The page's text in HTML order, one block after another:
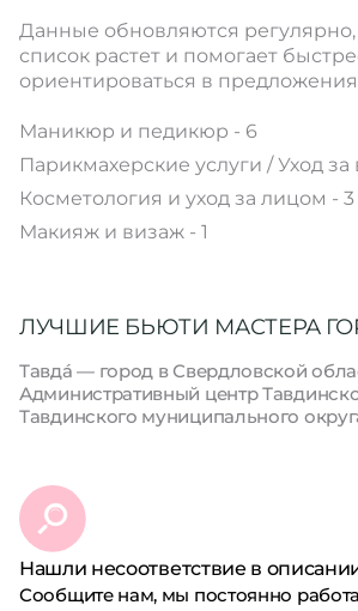
Данные обновляются
список растет и помогает
ориентироваться в
Маникюр и педикюр - 6
Парикмахерские услуги / Уход
Косметология и уход за лицом - 3
Макияж и визаж - 1
ЛУЧШИЕ БЬЮТИ МАСТЕРА
Тавда́ — город в Свердловской
Административный центр
Тавдинского муниципального
Нашли несоответствие в
Сообщите нам, мы постоянно